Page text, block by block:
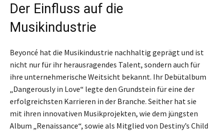
Der Einfluss auf die
Musikindustrie
Beyoncé hat die Musikindustrie nachhaltig geprägt und ist
nicht nur für ihr herausragendes Talent, sondern auch für
ihre unternehmerische Weitsicht bekannt. Ihr Debütalbum
„Dangerously in Love“ legte den Grundstein für eine der
erfolgreichsten Karrieren in der Branche. Seither hat sie
mit ihren innovativen Musikprojekten, wie dem jüngsten
Album „Renaissance“, sowie als Mitglied von Destiny’s Child